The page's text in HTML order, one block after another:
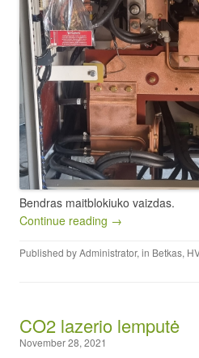
Bendras maitblokiuko vaizdas.
Continue reading →
Published byAdministrator, in Betkas, HV
CO2 lazerio lemputė
November 28, 2021